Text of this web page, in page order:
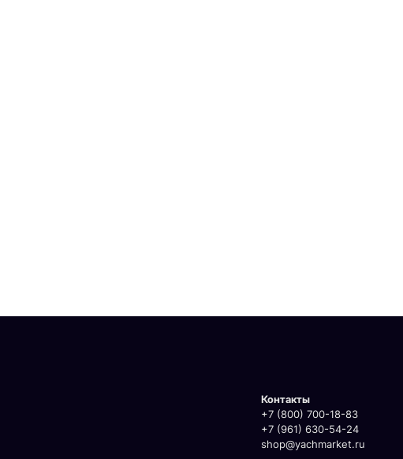
Контакты
+7 (800) 700-18-83
+7 (961) 630-54-24
shop@yachmarket.ru